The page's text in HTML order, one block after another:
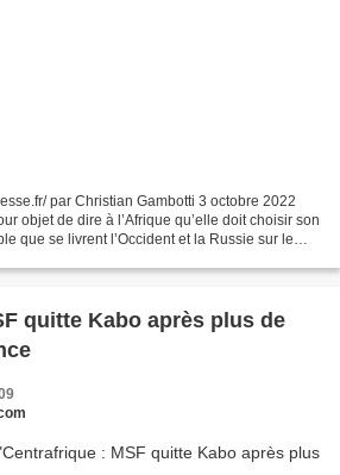
par Christian Gambotti 3 octobre 2022
objet de dire à l’Afrique qu’elle doit choisir son
que se livrent l’Occident et la Russie sur le
quitte Kabo après plus de